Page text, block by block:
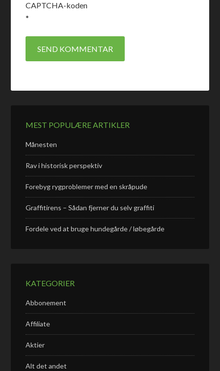
CAPTCHA-koden
*
MEST POPULÆRE ARTIKLER
Månesten
Rav i historisk perspektiv
Forebyg rygproblemer med en skråpude
Graffitirens – Sådan fjerner du selv graffiti
Fordele ved at bruge hundegårde / løbegårde
KATEGORIER
Abbonement
Affiliate
Aktier
Alt det andet